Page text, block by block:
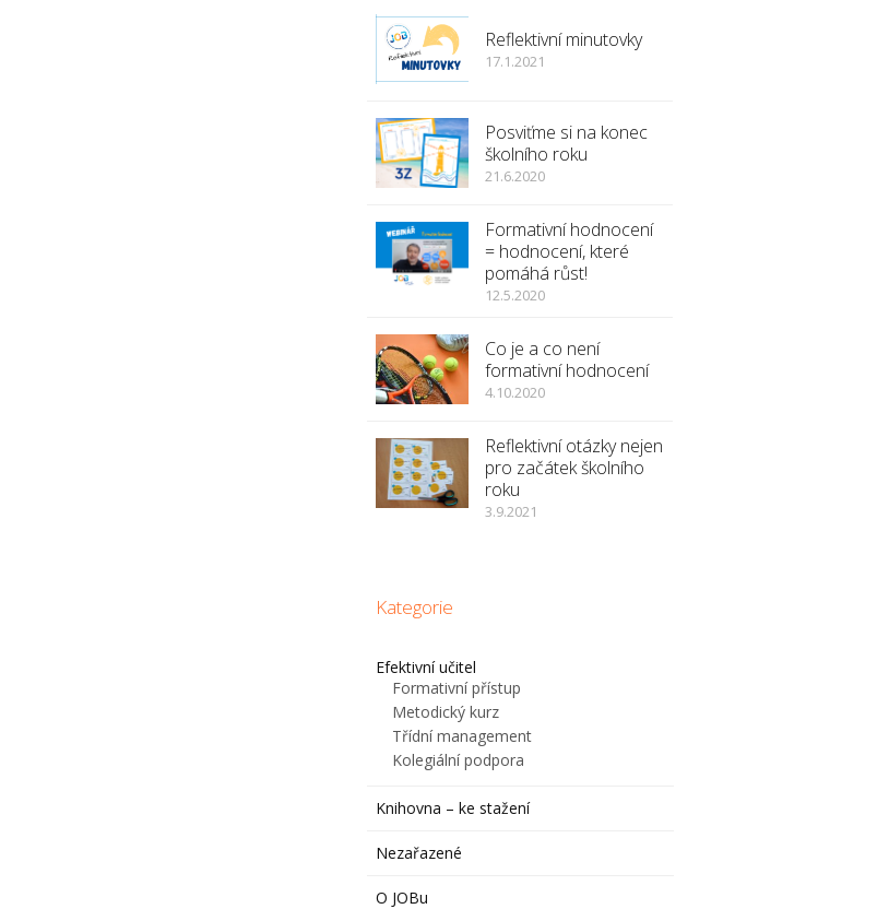
Reflektivní minutovky
17.1.2021
Posviťme si na konec
školního roku
21.6.2020
Formativní hodnocení
= hodnocení, které
pomáhá růst!
12.5.2020
Co je a co není
formativní hodnocení
4.10.2020
Reflektivní otázky nejen
pro začátek školního
roku
3.9.2021
Kategorie
Efektivní učitel
Formativní přístup
Metodický kurz
Třídní management
Kolegiální podpora
Knihovna – ke stažení
Nezařazené
O JOBu